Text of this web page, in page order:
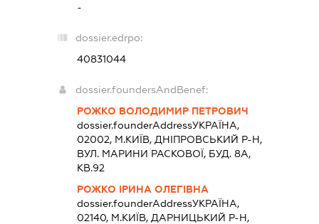
-
dossier.edrpo:
40831044
dossier.foundersAndBenef:
РОЖКО ВОЛОДИМИР ПЕТРОВИЧ
dossier.founderAddressУКРАЇНА,
02002, М.КИЇВ, ДНІПРОВСЬКИЙ Р-Н,
ВУЛ. МАРИНИ РАСКОВОЇ, БУД. 8А,
КВ.92
РОЖКО ІРИНА ОЛЕГІВНА
dossier.founderAddressУКРАЇНА,
02140, М.КИЇВ, ДАРНИЦЬКИЙ Р-Н,